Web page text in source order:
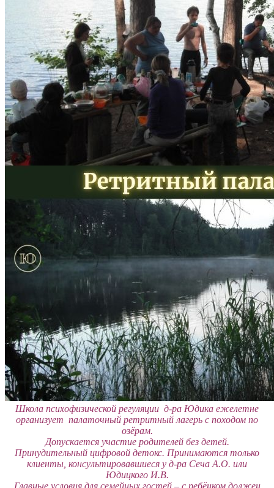
Школа психофизической регуляции д-ра Юдика ежелетне
организует палаточный ретритный лагерь с походом по
озёрам.
Допускается участие родителей без детей.
Принудительный цифровой детокс. Принимаются только
клиенты, консультировавшиеся у д-ра Сеча А.О. или
Юдицкого И.В.
Главные условия для семейных гостей – с ребёнком должен